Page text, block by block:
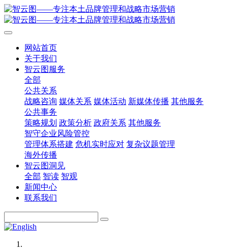
网站首页
关于我们
智云图服务
全部
公共关系
战略咨询 媒体关系 媒体活动 新媒体传播 其他服务
公共事务
策略规划 政策分析 政府关系 其他服务
智守企业风险管控
管理体系搭建 危机实时应对 复杂议题管理
海外传播
智云图洞见
全部 智读 智观
新闻中心
联系我们